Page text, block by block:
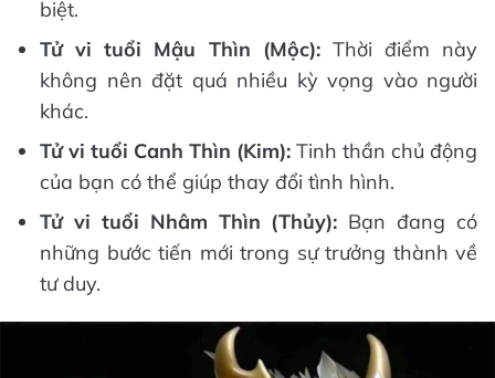
biệt.
Tử vi tuổi Mậu Thìn (Mộc):Thời điểm này
không nên đặt quá nhiều kỳ vọng vào người
khác.
Tử vi tuổi Canh Thìn (Kim): Tinh thần chủ động
của bạn có thể giúp thay đổi tình hình.
Tử vi tuổi Nhâm Thìn (Thủy): Bạn đang có
những bước tiến mới trong sự trưởng thành về
tư duy.